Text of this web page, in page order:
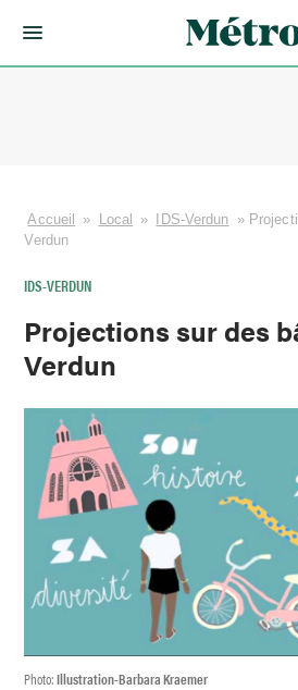
Accueil » Local » IDS-Verdun »
Verdun
IDS-VERDUN
Projections sur des
Verdun
Photo:Illustration-Barbara Kraemer